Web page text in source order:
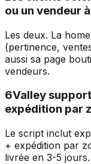
ou un vendeur
Les deux. La
(pertinence,
aussi sa page
vendeurs.
6Valley
expédition par
Le script inclut
+ expédition par
livrée en 3-5 jours.